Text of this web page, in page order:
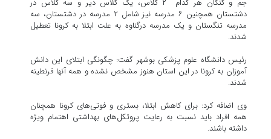
دشتستان همچنین ۶ مدرسه نیز شامل ۲ مدرسه در دشتستان، سه
مدرسه تنگستان و یک مدرسه درگناوه به علت ابتلا به کرونا تعطیل
شدند.
رئیس دانشگاه علوم پزشکی بوشهر گفت: چگونگی ابتلای این دانش
آموزان به کرونا در این استان هنوز مشخص نشده و همه آنها قرنطینه
شدند.
وی اضافه کرد: برای کاهش ابتلا، بستری و فوتی‌های کرونا همچنان
همه افراد باید نسبت به رعایت پروتکل‌های بهداشتی اهتمام ویژه
داشته باشند.